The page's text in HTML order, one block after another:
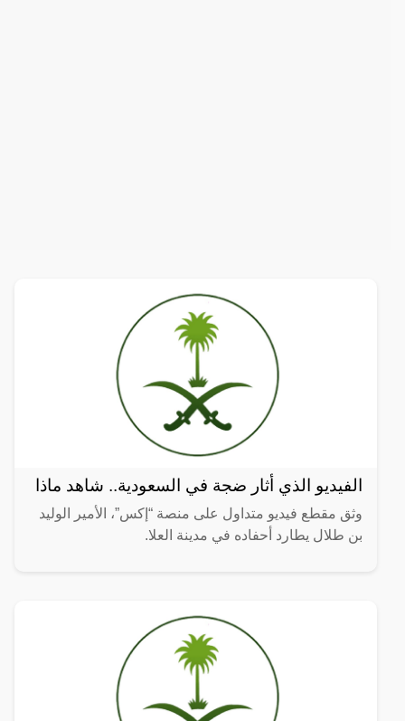
الفيديو الذي أثار ضجة في السعودية.. شاهد ماذا
وثق مقطع فيديو متداول على منصة “إكس”، الأمير الوليد
بن طلال يطارد أحفاده في مدينة العلا.